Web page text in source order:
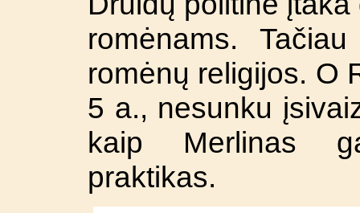
romėnams.
romėnų religijos. O
5 a., nesunku
kaip Merlinas
praktikas.